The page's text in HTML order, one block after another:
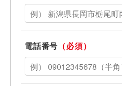
電話番号 （必須）